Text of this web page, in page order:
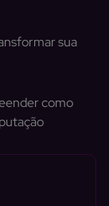
sua
como